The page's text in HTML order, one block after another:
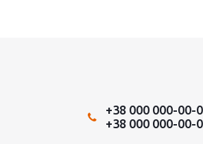
+38 000 000-00-
+38 000 000-00-